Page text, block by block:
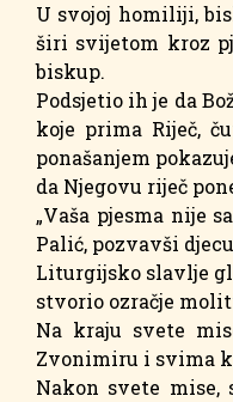
U svojoj homiliji,
širi svijetom kroz
biskup.
Podsjetio ih je da
koje prima Riječ,
ponašanjem
da Njegovu riječ
„Vaša pjesma nije
Palić, pozvavši
Liturgijsko slavlje
stvorio ozračje
Na kraju svete
Zvonimiru i svima
Nakon svete